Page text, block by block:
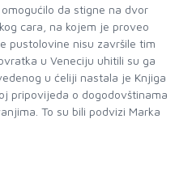
da stigne na dvor
cara, na kojem je proveo
pustolovine nisu završile tim
u Veneciju uhitili su ga
u ćeliji nastala je Knjiga
pripovijeda o dogodovštinama
To su bili podvizi Marka